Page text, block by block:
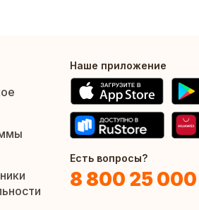
Наше приложение
Есть вопросы?
8 800 25